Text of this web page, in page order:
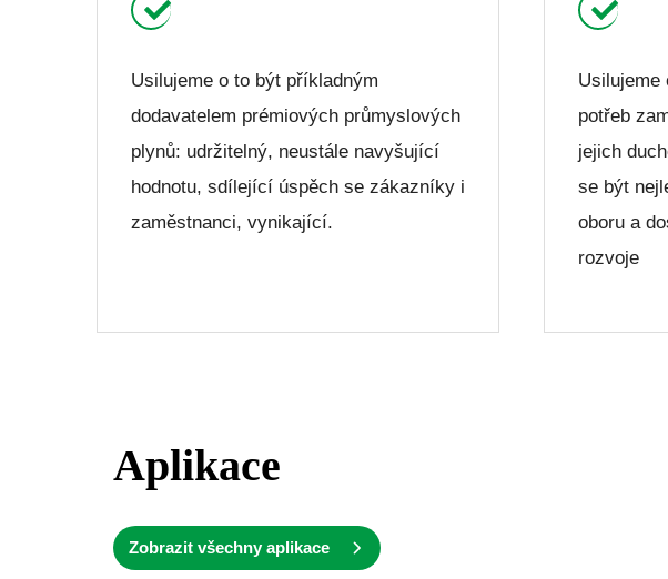
Usilujeme o to být příkladným
dodavatelem prémiových průmyslových
plynů: udržitelný, neustále navyšující
hodnotu, sdílející úspěch se zákazníky i
zaměstnanci, vynikající.
Usilujeme
potřeb
jejich
se být
oboru a
rozvoje
Aplikace
Zobrazit všechny aplikace